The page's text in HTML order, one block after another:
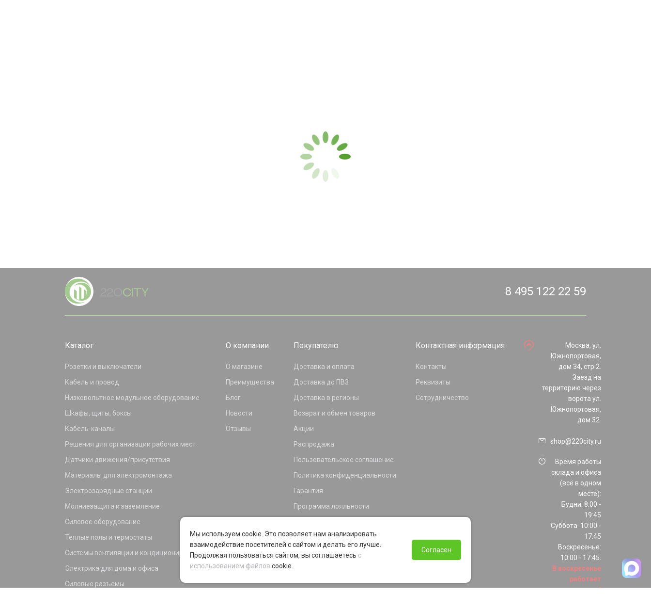
8 495 122 22 59
Каталог
Розетки и выключатели
Кабель и провод
Низковольтное модульное оборудование
Шкафы, щиты, боксы
Кабель-каналы
Решения для организации рабочих мест
Датчики движения/присутствия
Материалы для электромонтажа
Электрозарядные станции
Молниезащита и заземление
Силовое оборудование
Теплые полы и термостаты
Системы вентиляции и кондиционирования
Электрика для дома и офиса
Силовые разъемы
О компании
О магазине
Преимущества
Блог
Новости
Отзывы
Покупателю
Доставка и оплата
Доставка до ПВЗ
Доставка в регионы
Возврат и обмен товаров
Акции
Распродажа
Пользовательское соглашение
Политика конфиденциальности
Гарантия
Программа лояльности
Контактная информация
Контакты
Реквизиты
Сотрудничество
Москва, ул.
Южнопортовая,
дом 34, стр.2.
Заезд на
территорию через
ворота ул.
Южнопортовая,
дом 32.
shop@220city.ru
Время работы
склада и офиса
(всё в одном
месте):
Будни: 8:00 -
19:45
Суббота: 10:00 -
17:45
Воскресенье:
10:00 - 17:45.
В воскресенье
работает
только шоурум!
Мы используем cookie. Это позволяет нам анализировать
взаимодействие посетителей с сайтом и делать его лучше.
Продолжая пользоваться сайтом, вы соглашаетесь с
использованием файлов cookie.
Согласен